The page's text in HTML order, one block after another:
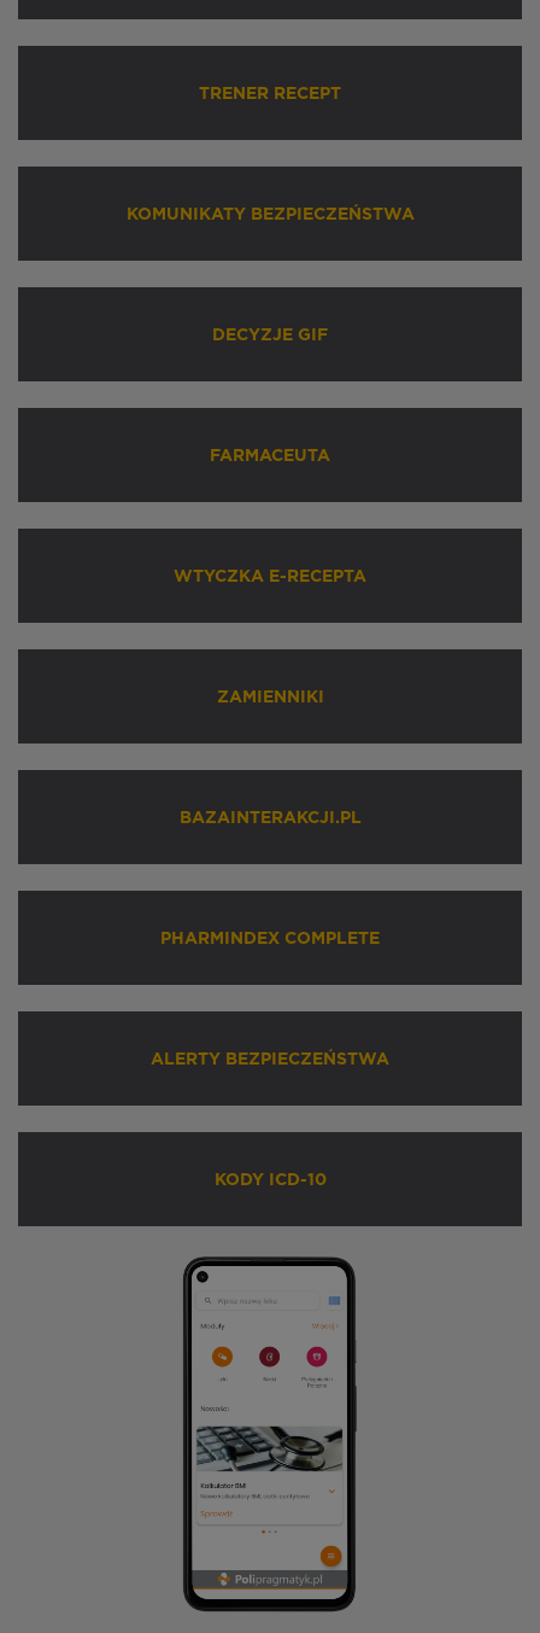
TRENER RECEPT
KOMUNIKATY BEZPIECZEŃSTWA
DECYZJE GIF
FARMACEUTA
WTYCZKA E-RECEPTA
ZAMIENNIKI
BAZAINTERAKCJI.PL
PHARMINDEX COMPLETE
ALERTY BEZPIECZEŃSTWA
KODY ICD-10